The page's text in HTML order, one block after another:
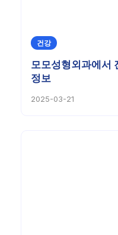
건강
모모성형외과에서
정보
2025-03-21